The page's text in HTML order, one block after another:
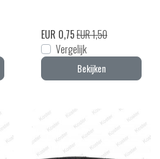
EUR 0,75EUR 1,50
Vergelijk
Bekijken